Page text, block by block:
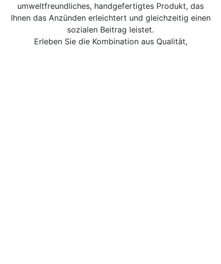
umweltfreundliches, handgefertigtes Produkt, das
Ihnen das Anzünden erleichtert und gleichzeitig einen
sozialen Beitrag leistet.
Erleben Sie die Kombination aus Qualität,